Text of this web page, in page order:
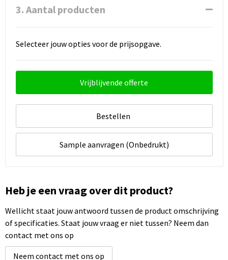
3. Aantal producten
Selecteer jouw opties voor de prijsopgave.
Vrijblijvende offerte
Bestellen
Sample aanvragen (Onbedrukt)
Heb je een vraag over dit product?
Wellicht staat jouw antwoord tussen de product omschrijving
of specificaties. Staat jouw vraag er niet tussen? Neem dan
contact met ons op
Neem contact met ons op